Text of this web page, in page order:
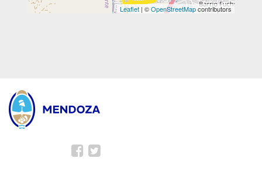
Leaflet | ©OpenStreetMapcontributors